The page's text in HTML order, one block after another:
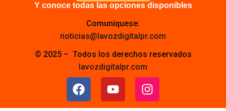
Y conoce todas las opciones disponibles
Comuníquese:
noticias@lavozdigitalpr.com
© 2025 – Todos los derechos reservados
lavozdigitalpr.com